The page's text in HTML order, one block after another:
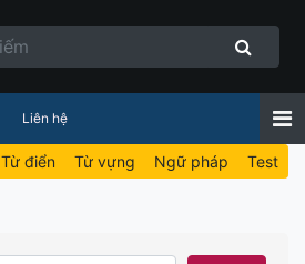
Liên hệ
Từ điển Từ vựng Ngữ pháp Test